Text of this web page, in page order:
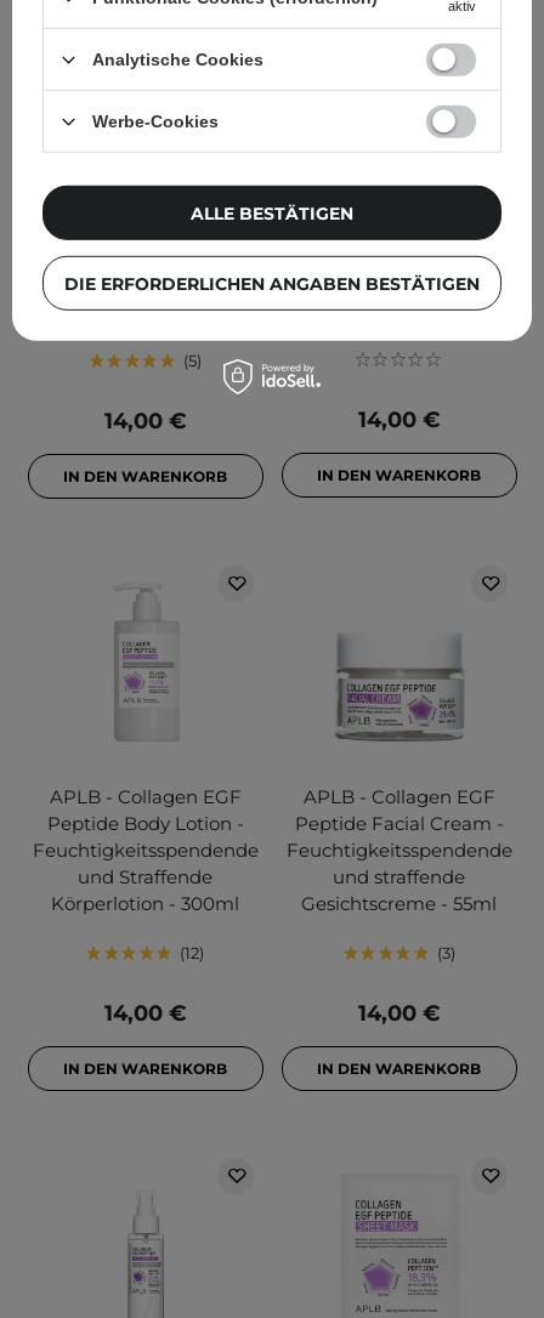
APLB - Bakuchiol Propolis
Ampoule Serum -
Straffendes
Gesichtsserum - 40ml
5
14,00 €
IN DEN WARENKORB
APLB - Bakuchiol Propolis
Facial Cream - Straffende
Gesichtscreme - 55ml
14,00 €
IN DEN WARENKORB
APLB - Collagen EGF
Peptide Body Lotion -
Feuchtigkeitsspendende
und Straffende
Körperlotion - 300ml
12
14,00 €
IN DEN WARENKORB
APLB - Collagen EGF
Peptide Facial Cream -
Feuchtigkeitsspendende
und straffende
Gesichtscreme - 55ml
3
14,00 €
IN DEN WARENKORB
aktiv
Analytische Cookies
Werbe-Cookies
DIE ERFORDERLICHEN ANGABEN BESTÄTIGEN
ALLE BESTÄTIGEN